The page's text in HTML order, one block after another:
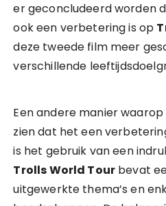
er geconcludeerd worden
ook een verbetering is op
deze tweede film meer
verschillende
Een andere manier
zien dat het een
is het gebruik van een
Trolls World Tour bevat
uitgewerkte thema’s en